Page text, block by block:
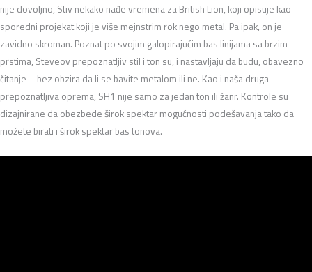
nije dovoljno, Stiv nekako nađe vremena za British Lion, koji opisuje kao
sporedni projekat koji je više mejnstrim rok nego metal. Pa ipak, on je
zavidno skroman. Poznat po svojim galopirajućim bas linijama sa brzim
prstima, Steveov prepoznatljiv stil i ton su, i nastavljaju da budu, obavezno
čitanje – bez obzira da li se bavite metalom ili ne. Kao i naša druga
prepoznatljiva oprema, SH1 nije samo za jedan ton ili žanr. Kontrole su
dizajnirane da obezbede širok spektar mogućnosti podešavanja tako da
možete birati i širok spektar bas tonova.